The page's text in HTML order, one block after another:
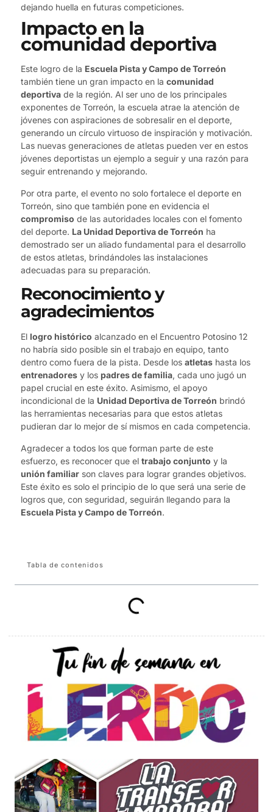
dejando huella en futuras competiciones.
Impacto en la
comunidad deportiva
Este logro de la Escuela Pista y Campo de Torreón
también tiene un gran impacto en la comunidad
deportiva de la región. Al ser uno de los principales
exponentes de Torreón, la escuela atrae la atención de
jóvenes con aspiraciones de sobresalir en el deporte,
generando un círculo virtuoso de inspiración y motivación.
Las nuevas generaciones de atletas pueden ver en estos
jóvenes deportistas un ejemplo a seguir y una razón para
seguir entrenando y mejorando.
Por otra parte, el evento no solo fortalece el deporte en
Torreón, sino que también pone en evidencia el
compromiso de las autoridades locales con el fomento
del deporte. La Unidad Deportiva de Torreón ha
demostrado ser un aliado fundamental para el desarrollo
de estos atletas, brindándoles las instalaciones
adecuadas para su preparación.
Reconocimiento y
agradecimientos
El logro histórico alcanzado en el Encuentro Potosino 12
no habría sido posible sin el trabajo en equipo, tanto
dentro como fuera de la pista. Desde los atletas hasta los
entrenadores y los padres de familia, cada uno jugó un
papel crucial en este éxito. Asimismo, el apoyo
incondicional de la Unidad Deportiva de Torreón brindó
las herramientas necesarias para que estos atletas
pudieran dar lo mejor de sí mismos en cada competencia.
Agradecer a todos los que forman parte de este
esfuerzo, es reconocer que el trabajo conjunto y la
unión familiar son claves para lograr grandes objetivos.
Este éxito es solo el principio de lo que será una serie de
logros que, con seguridad, seguirán llegando para la
Escuela Pista y Campo de Torreón.
Tabla de contenidos